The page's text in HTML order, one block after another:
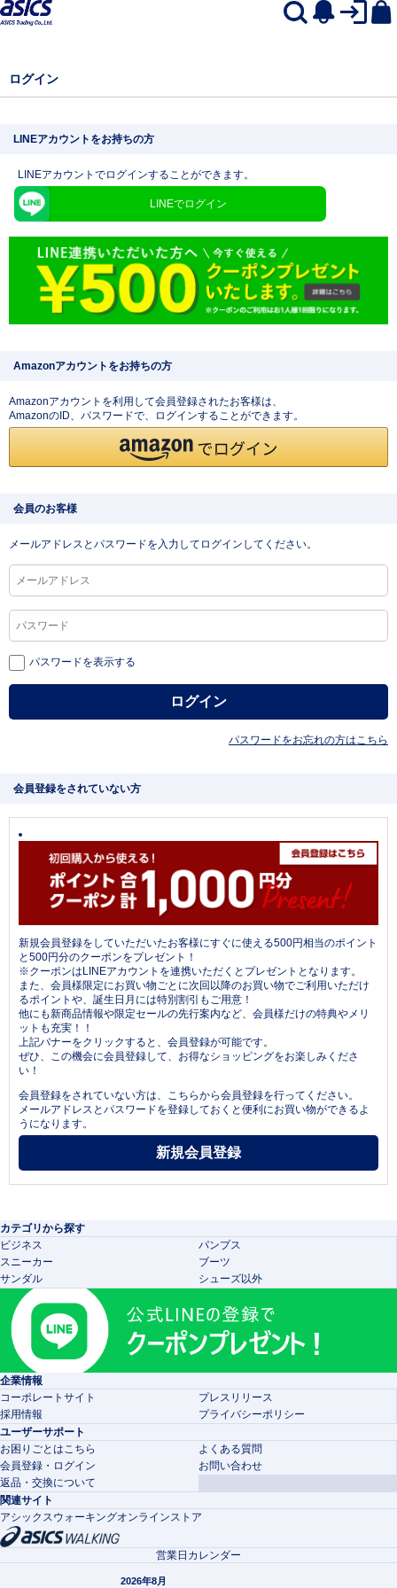
ログイン
LINEアカウントをお持ちの方
LINEアカウントでログインすることができます。
LINEでログイン
Amazonアカウントをお持ちの方
Amazonアカウントを利用して会員登録されたお客様は、
AmazonのID、パスワードで、ログインすることができます。
会員のお客様
メールアドレスとパスワードを入力してログインしてください。
パスワードを表示する
パスワードをお忘れの方はこちら
会員登録をされていない方
新規会員登録をしていただいたお客様にすぐに使える500円相当のポイント
と500円分のクーポンをプレゼント！
※クーポンはLINEアカウントを連携いただくとプレゼントとなります。
また、会員様限定にお買い物ごとに次回以降のお買い物でご利用いただけ
るポイントや、誕生日月には特別割引もご用意！
他にも新商品情報や限定セールの先行案内など、会員様だけの特典やメリ
ットも充実！！
上記バナーをクリックすると、会員登録が可能です。
ぜひ、この機会に会員登録して、お得なショッピングをお楽しみくださ
い！
会員登録をされていない方は、こちらから会員登録を行ってください。
メールアドレスとパスワードを登録しておくと便利にお買い物ができるよ
うになります。
カテゴリから探す
ビジネス
パンプス
スニーカー
ブーツ
サンダル
シューズ以外
企業情報
コーポレートサイト
プレスリリース
採用情報
プライバシーポリシー
ユーザーサポート
お困りごとはこちら
よくある質問
会員登録・ログイン
お問い合わせ
返品・交換について
関連サイト
アシックスウォーキングオンラインストア
営業日カレンダー
2026年8月